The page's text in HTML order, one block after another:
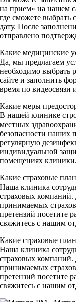
на прием» на нашем
где сможете выбрать
дату. После
отправлено
Какие медицинские
Да, мы предлагаем
необходимо выбрать
сайте и заполнить
время по видеосвязи
Какие меры
В нашей клинике
местных
безопасности наших
регулярную
индивидуальной
помещениях клиники.
Какие страховые
Наша клиника
страховых
принимаемых
претензий посетите
свяжитесь с нашим
Какие страховые
Наша клиника
страховых
принимаемых
претензий посетите
свяжитесь с нашим